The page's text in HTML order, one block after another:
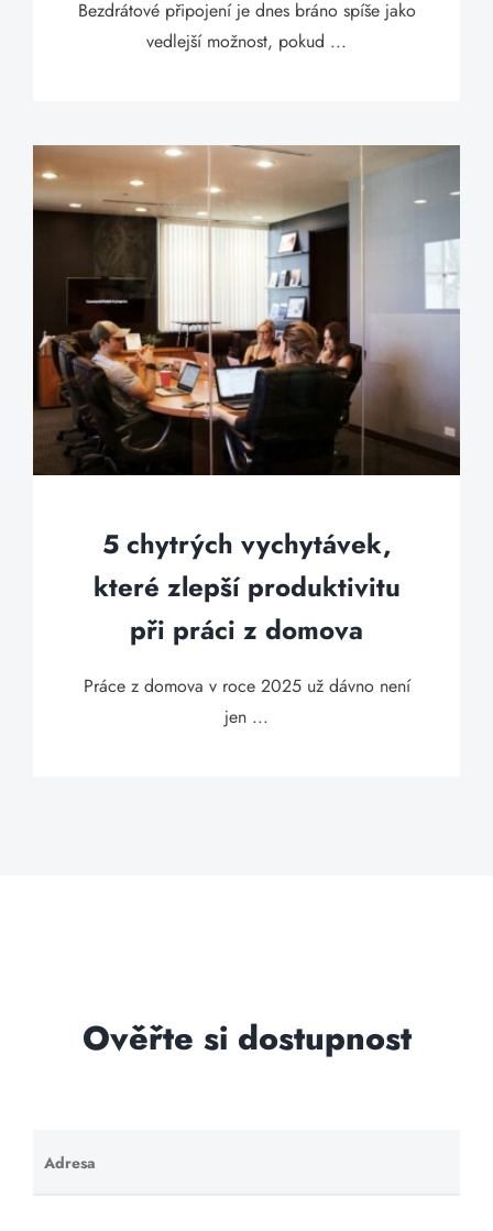
Bezdrátové připojení je dnes bráno spíše jako
vedlejší možnost, pokud ...
5 chytrých vychytávek,
které zlepší produktivitu
při práci z domova
Práce z domova v roce 2025 už dávno není
jen ...
Ověřte si dostupnost
Adresa
Ponechte
toto pole